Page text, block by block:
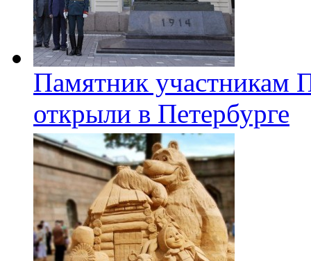
Памятник участникам
открыли в Петербурге